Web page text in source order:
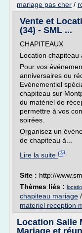
mariage pas cher /
Vente et
(34) - SML ...
CHAPITEAUX
Location chapiteau
Pour vos
anniversaires ou
Evènementiel
chapiteau sur
du matériel de
permettre à vos
soirées.
Organisez un
de chapiteau à...
Lire la suite
Site : http://
Thèmes liés :
chapiteau mariage /
materiel reception
Location Salle
Mariage et